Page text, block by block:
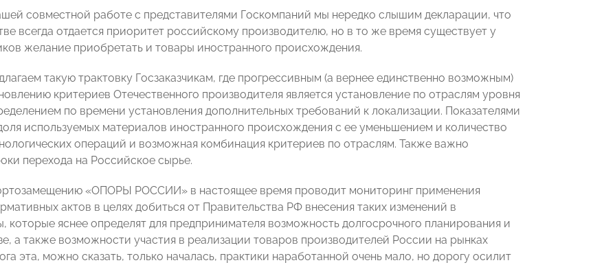
совместной работе с представителями Госкомпаний мы нередко слышим декларации, что
всегда отдается приоритет российскому производителю, но в то же время существует у
желание приобретать и товары иностранного происхождения.
такую трактовку Госзаказчикам, где прогрессивным (а вернее единственно возможным)
критериев Отечественного производителя является установление по отраслям уровня
по времени установления дополнительных требований к локализации. Показателями
используемых материалов иностранного происхождения с ее уменьшением и количество
операций и возможная комбинация критериев по отраслям. Также важно
перехода на Российское сырье.
«ОПОРЫ РОССИИ» в настоящее время проводит мониторинг применения
актов в целях добиться от Правительства РФ внесения таких изменений в
которые яснее определят для предпринимателя возможность долгосрочного планирования и
а также возможности участия в реализации товаров производителей России на рынках
эта, можно сказать, только началась, практики наработанной очень мало, но дорогу осилит